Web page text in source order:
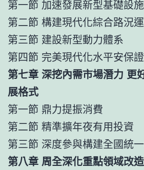
第一節 加速發展新型基礎設施
第二節 構建現代化綜合路況
第三節 建設新型動力體系
第四節 完美現代化水平安保
第七章 深挖內需市場潛力 更
展格式
第一節 鼎力提振消費
第二節 精準擴年夜有用投資
第三節 深度參與構建全國統
第八章 周全深化重點領域改